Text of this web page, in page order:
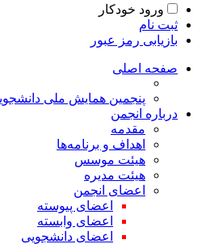
ورود خودکار
ثبت نام
بازیابی رمز عبور
صفحه اصلی
پنجمین همایش ملی
درباره انجمن
مقدمه
اهداف و برنامه‌ها
هیئت موسس
هیئت مدیره
اعضای انجمن
اعضای پیوسته
اعضای وابسته
اعضای دانشجویی